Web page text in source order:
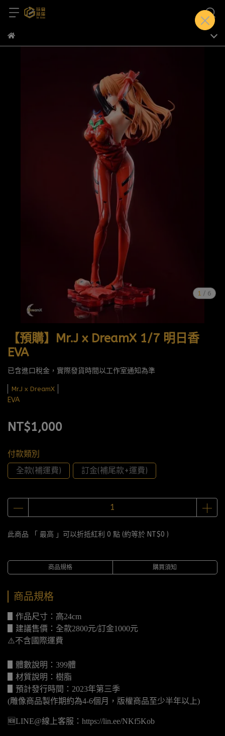
1 / 6
【預購】Mr.J x DreamX 1/7 明日香
EVA
已含進口稅金，實際發貨時間以工作室通知為準
Mr.J x DreamX
EVA
NT$1,000
付款類別
全款(補運費)
訂金(補尾款+運費)
此商品 「 最高 」可以折抵紅利 0 點 (約等於 NT$0 )
商品規格 購買須知
商品規格
▋作品尺寸：高24cm
▋建議售價：全款2800元/訂金1000元
⚠️不含國際運費
▋體數說明：399體
▋材質說明：樹脂
▋預計發行時間：2023年第三季
(雕像商品製作期約為4-6個月，版權商品至少半年以上)
🆕LINE@線上客服：https://lin.ee/NKf5Kob